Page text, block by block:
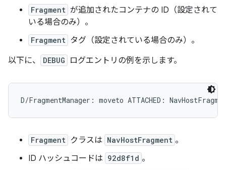
Fragment が追加されたコンテナの ID（設定されて
いる場合のみ）。
Fragment タグ（設定されている場合のみ）。
以下に、
DEBUG ログエントリの例を示します。
Fragment クラスは NavHostFragment 。
ID ハッシュコードは 92d8f1d 。